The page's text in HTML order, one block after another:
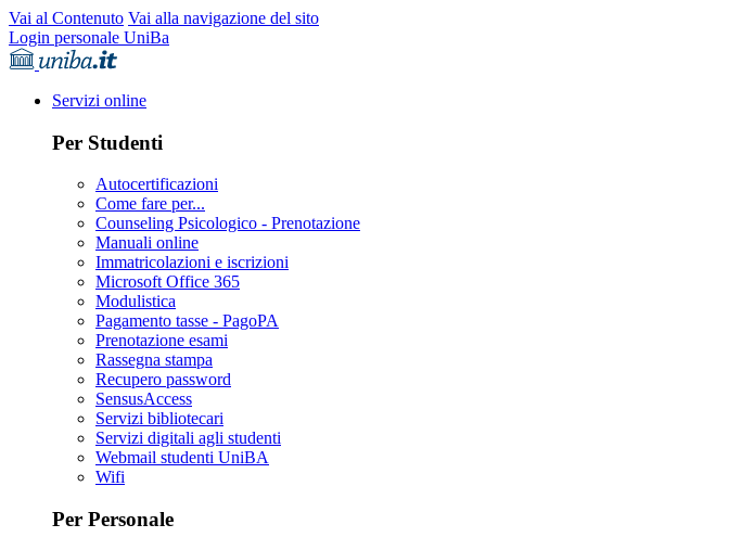
Vai al Contenuto Vai alla navigazione del sito
Login personale UniBa
Servizi online
Per Studenti
Autocertificazioni
Come fare per...
Counseling Psicologico - Prenotazione
Manuali online
Immatricolazioni e iscrizioni
Microsoft Office 365
Modulistica
Pagamento tasse - PagoPA
Prenotazione esami
Rassegna stampa
Recupero password
SensusAccess
Servizi bibliotecari
Servizi digitali agli studenti
Webmail studenti UniBA
Wifi
Per Personale